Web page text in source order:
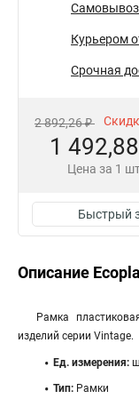
Курьером
Срочная
2 892,26 ₽
1
Цена за 1
Быстрый
Описание
Рамка
изделий серии Vintage.
Ед. измерения:
Тип: Рамки